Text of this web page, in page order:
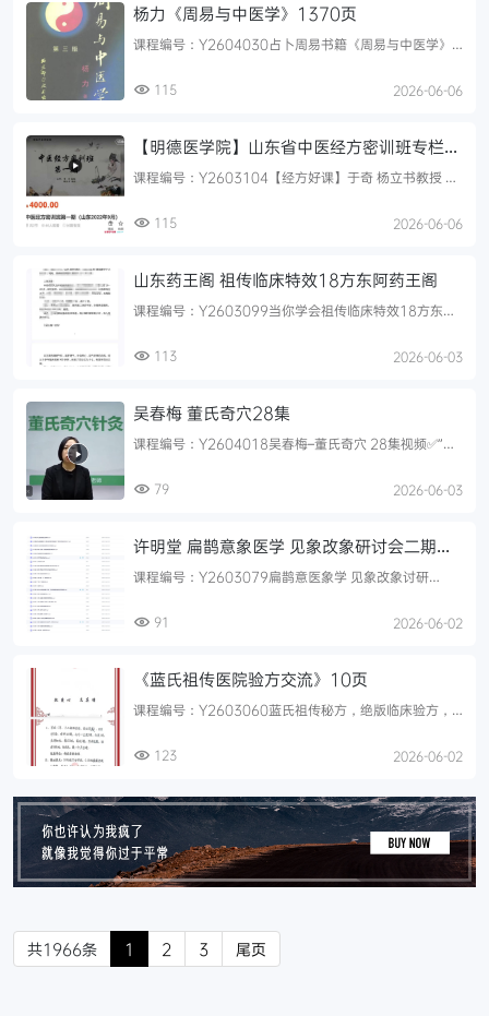
杨力《周易与中医学》1370页
课程编号：Y2604030占卜周易书籍《周易与中医学》
相关书籍...
115 2026-06-06
【明德医学院】山东省中医经方密训班专栏
于奇 杨立书教授 中医经方密训班第一期 7集
10小时
课程编号：Y2603104【经方好课】于奇 杨立书教授 中
普通话标准...
115 2026-06-06
山东药王阁 祖传临床特效18方东阿药王阁
课程编号：Y2603099当你学会祖传临床特效18方东阿
外用通过泡...
113 2026-06-03
吴春梅 董氏奇穴28集
课程编号：Y2604018吴春梅–董氏奇穴 28集视频✅”小
如...79 2026-06-03
许明堂 扁鹊意‮医象‬学 见象改象‮讨研‬会二期50
集
课程编号：Y2603079扁鹊意医象‬学 见象改象讨研‬会二
法，以...
91 2026-06-02
《蓝氏祖传医院验方交流》10页
课程编号：Y2603060蓝氏祖传秘方，绝‮临版‬床验方，
作，...
123 2026-06-02
共1966条 1 2 3 尾页